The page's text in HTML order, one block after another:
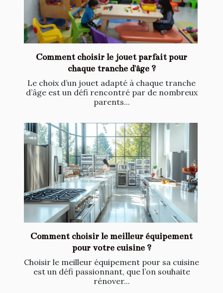
Comment choisir le jouet parfait pour
chaque tranche d'âge ?
Le choix d’un jouet adapté à chaque tranche
d’âge est un défi rencontré par de nombreux
parents...
Comment choisir le meilleur équipement
pour votre cuisine ?
Choisir le meilleur équipement pour sa cuisine
est un défi passionnant, que l’on souhaite
rénover...